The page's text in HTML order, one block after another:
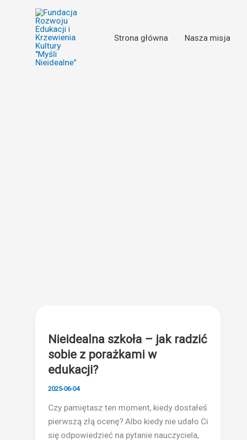
Strona główna Nasza misja
Nieidealna szkoła – jak radzić
sobie z porażkami w
edukacji?
2025-06-04
Czy pamiętasz ten moment, kiedy dostałeś
pierwszą złą ocenę? Albo kiedy nie udało Ci
się odpowiedzieć na pytanie nauczyciela,